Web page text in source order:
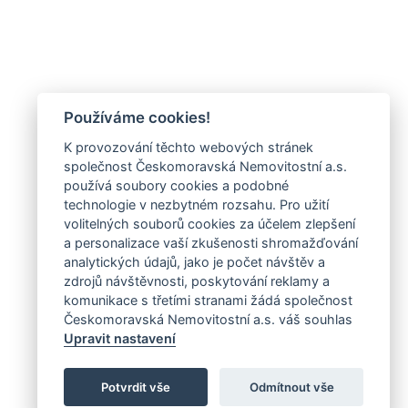
Používáme cookies!
K provozování těchto webových stránek
společnost Českomoravská Nemovitostní a.s.
používá soubory cookies a podobné
technologie v nezbytném rozsahu. Pro užití
volitelných souborů cookies za účelem zlepšení
a personalizace vaší zkušenosti shromažďování
analytických údajů, jako je počet návštěv a
zdrojů návštěvnosti, poskytování reklamy a
komunikace s třetími stranami žádá společnost
Českomoravská Nemovitostní a.s. váš souhlas
Upravit nastavení
Potvrdit vše Odmítnout vše